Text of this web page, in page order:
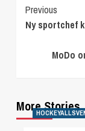
Continue
Reading
Previous
Ny sportchef
MoDo
More Stories